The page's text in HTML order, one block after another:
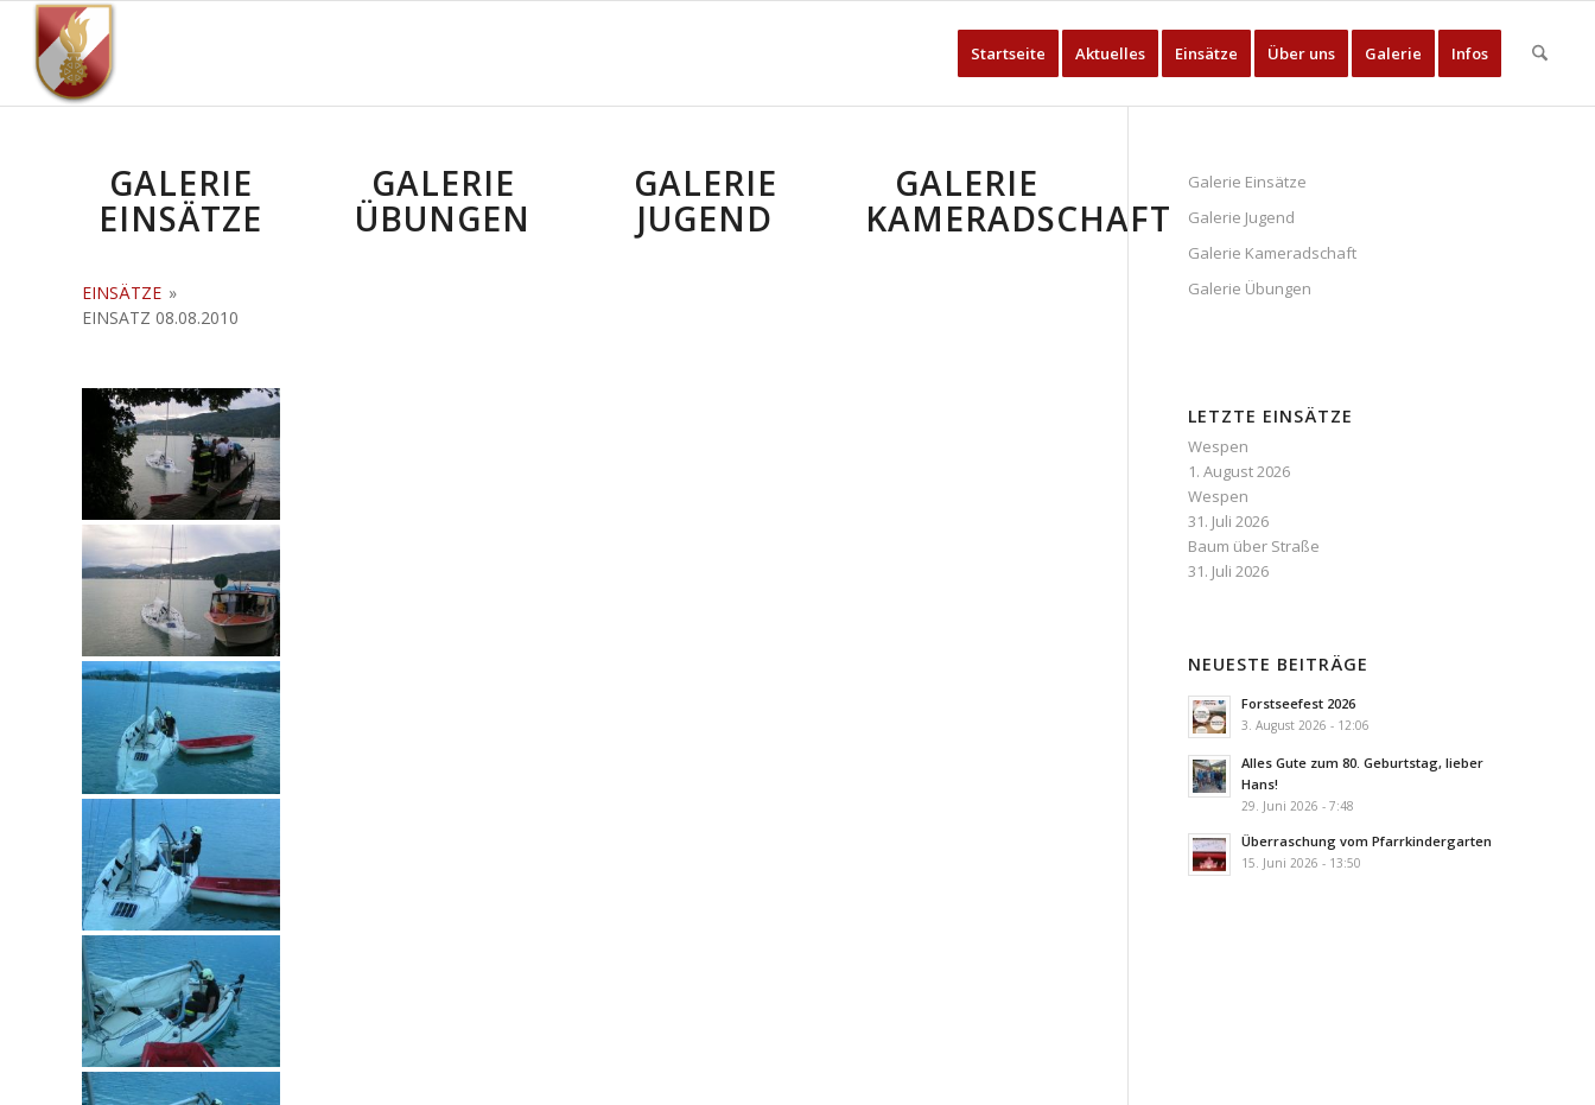
Startseite Aktuelles Einsätze Über uns Galerie Infos
GALERIE
EINSÄTZE
EINSÄTZE »
EINSATZ 08.08.2010
GALERIE
ÜBUNGEN
GALERIE
JUGEND
GALERIE
KAMERADSCHAFT
Galerie Einsätze
Galerie Jugend
Galerie Kameradschaft
Galerie Übungen
LETZTE EINSÄTZE
Wespen
1. August 2026
Wespen
31. Juli 2026
Baum über Straße
31. Juli 2026
NEUESTE BEITRÄGE
Forstseefest 2026
3. August 2026 - 12:06
Alles Gute zum 80. Geburtstag, lieber
Hans!
29. Juni 2026 - 7:48
Überraschung vom Pfarrkindergarten
15. Juni 2026 - 13:50